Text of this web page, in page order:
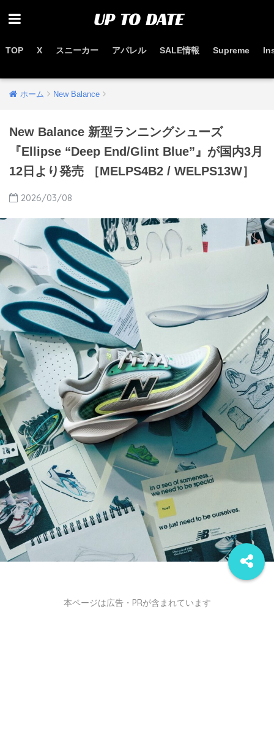
TOP X スニーカー アパレル SALE情報 Supreme
ホーム New Balance
New Balance 新型ランニングシューズ
『Ellipse “Deep End/Glint Blue”』が国内3月
12日より発売 ［MELPS4B2 / WELPS13W］
2026/03/08
本ページは広告・PRが含まれています